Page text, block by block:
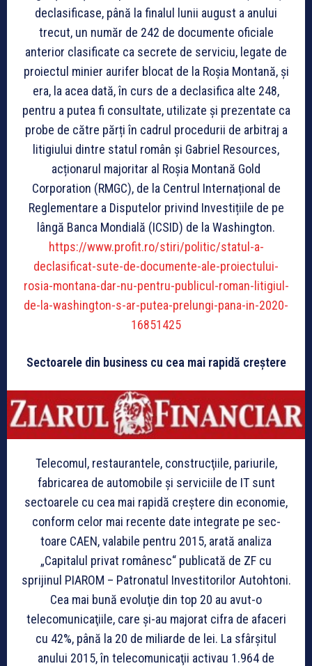
declasificase, până la finalul lunii august a anului
trecut, un număr de 242 de documente oficiale
anterior clasificate ca secrete de serviciu, legate de
proiectul minier aurifer blocat de la Roșia Montană, și
era, la acea dată, în curs de a declasifica alte 248,
pentru a putea fi consultate, utilizate și prezentate ca
probe de către părți în cadrul procedurii de arbitraj a
litigiului dintre statul român și Gabriel Resources,
acționarul majoritar al Roșia Montană Gold
Corporation (RMGC), de la Centrul Internațional de
Reglementare a Disputelor privind Investițiile de pe
lângă Banca Mondială (ICSID) de la Washington.
https://www.profit.ro/stiri/politic/statul-a-
declasificat-sute-de-documente-ale-proiectului-
rosia-montana-dar-nu-pentru-publicul-roman-litigiul-
de-la-washington-s-ar-putea-prelungi-pana-in-2020-
16851425
Sectoarele din business cu cea mai rapidă creştere
Telecomul, restaurantele, cons­truc­ţiile, pariurile,
fabricarea de automobile şi serviciile de IT sunt
sectoarele cu cea mai ra­pi­dă creştere din economie,
con­form celor mai recente date integrate pe sec­
toare CAEN, valabile pentru 2015, arată analiza
„Capitalul privat românesc“ pu­blicată de ZF cu
sprijinul PIAROM – Patronatul Investitorilor Autohtoni.
Cea mai bună evoluţie din top 20 au avut-o
telecomunicaţiile, care şi-au majorat cifra de afaceri
cu 42%, până la 20 de mi­liarde de lei. La sfârşitul
anului 2015, în telecomunicaţii activau 1.964 de